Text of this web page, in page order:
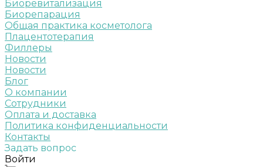
Биоревитализация
Биорепарация
Общая практика косметолога
Плацентотерапия
Филлеры
Новости
Новости
Блог
О компании
Сотрудники
Оплата и доставка
Политика конфиденциальности
Контакты
Задать вопрос
Войти